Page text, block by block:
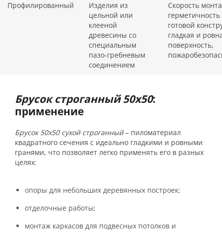
Профилированный
Изделия из
цельной или
клееной
древесины со
специальным
пазо-гребневым
соединением
Скорость
герметичность
готовой
гладкая и
поверхность,
Брусок строганный 50х50:
применение
Брусок 50х50 сухой строганный– пиломатериал
квадратного сечения с идеально гладкими и ровными
гранями, что позволяет легко применять его в разных
целях:
опоры для небольших деревянных построек;
отделочные работы;
монтаж каркасов для подвесных потолков и